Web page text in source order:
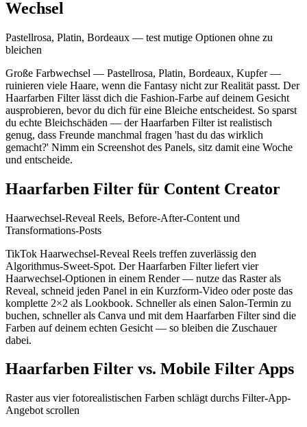
Wechsel
Pastellrosa, Platin, Bordeaux — test mutige Optionen ohne zu
bleichen
Große Farbwechsel — Pastellrosa, Platin, Bordeaux, Kupfer —
ruinieren viele Haare, wenn die Fantasy nicht zur Realität passt. Der
Haarfarben Filter lässt dich die Fashion-Farbe auf deinem Gesicht
ausprobieren, bevor du dich für eine Bleiche entscheidest. So sparst
du echte Bleichschäden — der Haarfarben Filter ist realistisch
genug, dass Freunde manchmal fragen 'hast du das wirklich
gemacht?' Nimm ein Screenshot des Panels, sitz damit eine Woche
und entscheide.
Haarfarben Filter für Content Creator
Haarwechsel-Reveal Reels, Before-After-Content und
Transformations-Posts
TikTok Haarwechsel-Reveal Reels treffen zuverlässig den
Algorithmus-Sweet-Spot. Der Haarfarben Filter liefert vier
Haarwechsel-Optionen in einem Render — nutze das Raster als
Reveal, schneid jeden Panel in ein Kurzform-Video oder poste das
komplette 2×2 als Lookbook. Schneller als einen Salon-Termin zu
buchen, schneller als Canva und mit dem Haarfarben Filter sind die
Farben auf deinem echten Gesicht — so bleiben die Zuschauer
dabei.
Haarfarben Filter vs. Mobile Filter Apps
Raster aus vier fotorealistischen Farben schlägt durchs Filter-App-
Angebot scrollen